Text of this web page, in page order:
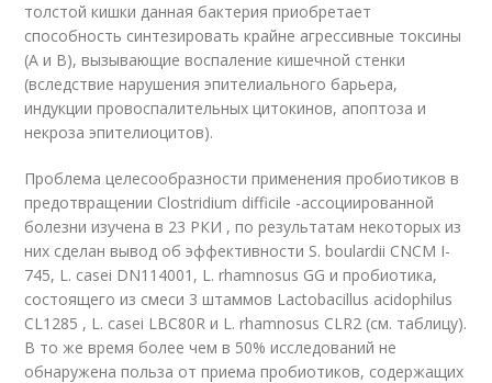
толстой кишки данная бактерия приобретает
способность синтезировать крайне агрессивные токсины
(А и В), вызывающие воспаление кишечной стенки
(вследствие нарушения эпителиального барьера,
индукции провоспалительных цитокинов, апоптоза и
некроза эпителиоцитов).
Проблема целесообразности применения пробиотиков в
предотвращении Clostridium difficile -ассоциированной
болезни изучена в 23 РКИ , по результатам некоторых из
них сделан вывод об эффективности S. boulardii CNCM I-
745, L. casei DN114001, L. rhamnosus GG и пробиотика,
состоящего из смеси 3 штаммов Lactobacillus acidophilus
CL1285 , L. casei LBC80R и L. rhamnosus CLR2 (см. таблицу).
В то же время более чем в 50% исследований не
обнаружена польза от приема пробиотиков, содержащих